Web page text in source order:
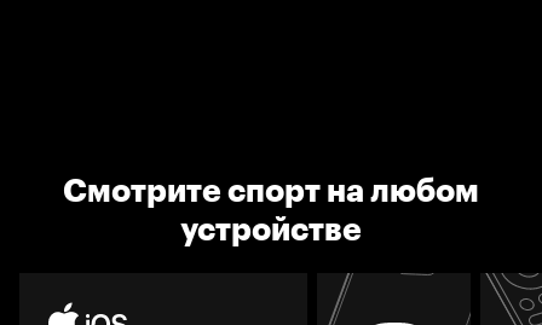
Смотрите спорт на любом
устройстве